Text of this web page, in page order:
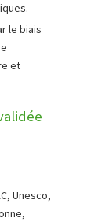
le biais
et
Unesco,